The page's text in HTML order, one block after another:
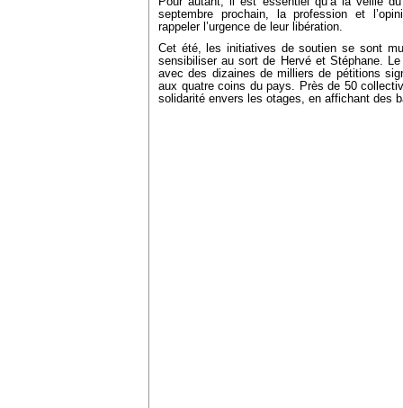
septembre prochain, la profession et
rappeler l’urgence de leur libération.
Cet été, les initiatives de soutien se sont
sensibiliser au sort de Hervé et Stéphane.
avec des dizaines de milliers de pétitions
aux quatre coins du pays. Près de 50
solidarité envers les otages, en affichant des